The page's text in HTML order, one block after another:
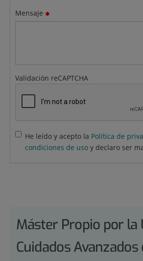
Mensaje
Validación reCAPTCHA
He leído y acepto la Política de
condiciones de usoy declaro ser
Máster Propio por la
Cuidados Avanzados